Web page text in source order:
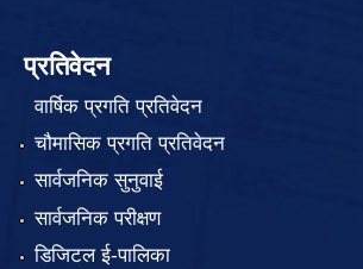
प्रतिवेदन
वार्षिक प्रगति प्रतिवेदन
चौमासिक प्रगति प्रतिवेदन
सार्वजनिक सुनुवाई
सार्वजनिक परीक्षण
डिजिटल ई-पालिका